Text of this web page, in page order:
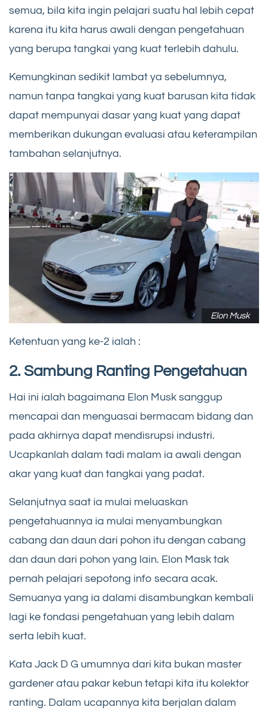
semua, bila kita ingin pelajari suatu hal lebih cepat
karena itu kita harus awali dengan pengetahuan
yang berupa tangkai yang kuat terlebih dahulu.
Kemungkinan sedikit lambat ya sebelumnya,
namun tanpa tangkai yang kuat barusan kita tidak
dapat mempunyai dasar yang kuat yang dapat
memberikan dukungan evaluasi atau keterampilan
tambahan selanjutnya.
Elon Musk
Ketentuan yang ke-2 ialah :
2. Sambung Ranting Pengetahuan
Hai ini ialah bagaimana Elon Musk sanggup
mencapai dan menguasai bermacam bidang dan
pada akhirnya dapat mendisrupsi industri.
Ucapkanlah dalam tadi malam ia awali dengan
akar yang kuat dan tangkai yang padat.
Selanjutnya saat ia mulai meluaskan
pengetahuannya ia mulai menyambungkan
cabang dan daun dari pohon itu dengan cabang
dan daun dari pohon yang lain. Elon Mask tak
pernah pelajari sepotong info secara acak.
Semuanya yang ia dalami disambungkan kembali
lagi ke fondasi pengetahuan yang lebih dalam
serta lebih kuat.
Kata Jack D G umumnya dari kita bukan master
gardener atau pakar kebun tetapi kita itu kolektor
ranting. Dalam ucapannya kita berjalan dalam